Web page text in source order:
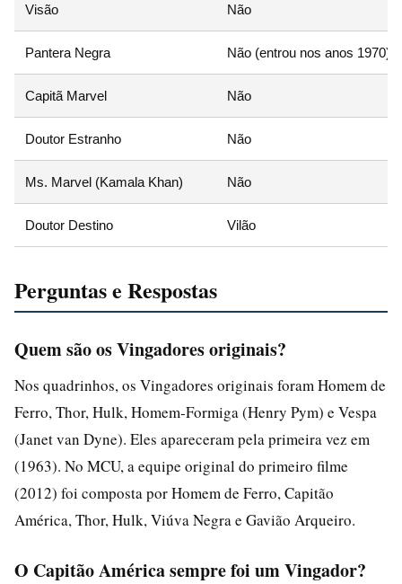
Visão Não
Pantera Negra Não (entrou nos anos 1970)
Capitã Marvel Não
Doutor Estranho Não
Ms. Marvel (Kamala Khan) Não
Doutor Destino Vilão
Perguntas e Respostas
Quem são os Vingadores originais?
Nos quadrinhos, os Vingadores originais foram Homem de
Ferro, Thor, Hulk, Homem-Formiga (Henry Pym) e Vespa
(Janet van Dyne). Eles apareceram pela primeira vez em
(1963). No MCU, a equipe original do primeiro filme
(2012) foi composta por Homem de Ferro, Capitão
América, Thor, Hulk, Viúva Negra e Gavião Arqueiro.
O Capitão América sempre foi um Vingador?